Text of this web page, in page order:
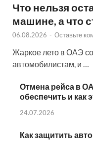
Что нельзя
машине, а что
06.08.2026 - Оставьте
Жаркое лето в ОАЭ
автомобилистам, и …
Отмена рейса в
обеспечить и как
24.07.2026
Как защитить